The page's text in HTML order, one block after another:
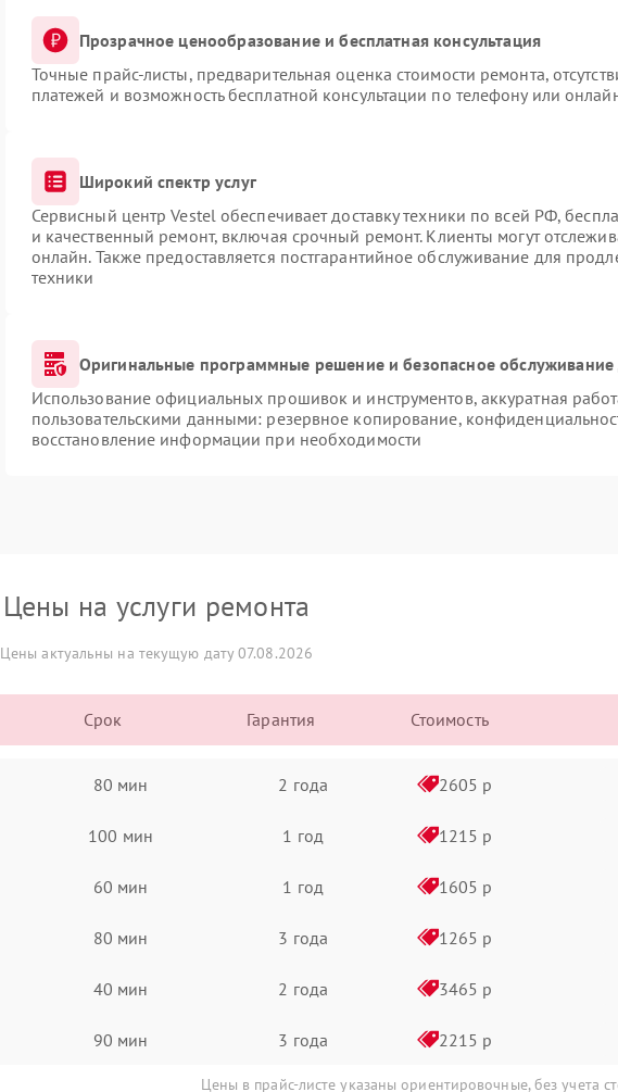
Прозрачное ценообразование и бесплатная консультация
Точные прайс-листы, предварительная оценка стоимости ремонта,
платежей и возможность бесплатной консультации по телефону или
Широкий спектр услуг
Сервисный центр Vestel обеспечивает доставку техники по всей РФ,
и качественный ремонт, включая срочный ремонт. Клиенты могут
онлайн. Также предоставляется постгарантийное обслуживание для
техники
Оригинальные программные решение и безопасное
Использование официальных прошивок и инструментов, аккуратная
пользовательскими данными: резервное копирование,
восстановление информации при необходимости
Цены на услуги ремонта
Цены актуальны на текущую дату 07.08.2026
Срок Гарантия Стоимость
80 мин 2 года 2605 р
100 мин 1 год 1215 р
60 мин 1 год 1605 р
80 мин 3 года 1265 р
40 мин 2 года 3465 р
90 мин 3 года 2215 р
Цены в прайс-листе указаны ориентировочные, без учета